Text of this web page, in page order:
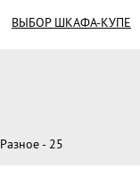
ВЫБОР ШКАФА-КУПЕ
Разное - 25